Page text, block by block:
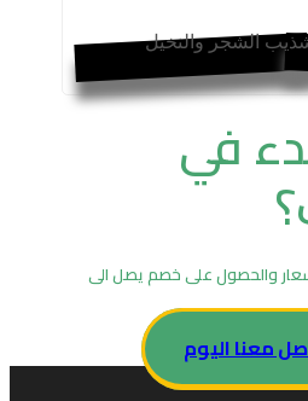
الشجر والنخيل
في
والحصول على خصم يصل الى
معنا اليوم